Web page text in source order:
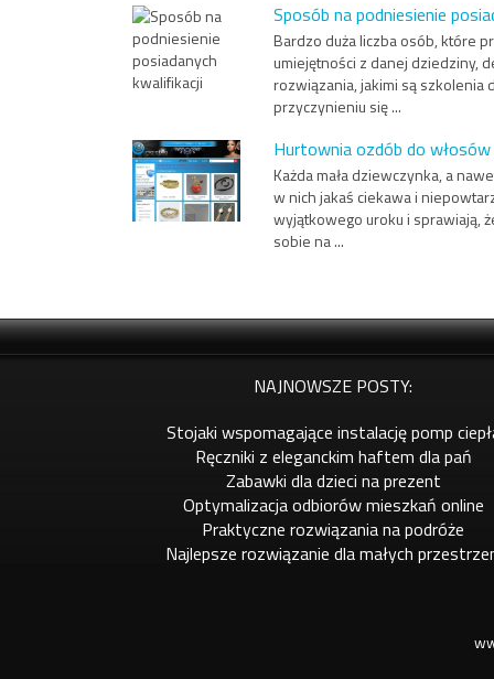
Sposób na podniesienie
Bardzo duża liczba osób, które
umiejętności z danej dziedziny,
rozwiązania, jakimi są szkolenia
przyczynieniu się ...
Hurtownia ozdób do włosów
Każda mała dziewczynka, a
w nich jakaś ciekawa i
wyjątkowego uroku i sprawiają,
sobie na ...
NAJNOWSZE POSTY:
Stojaki wspomagające instalację pomp
Ręczniki z eleganckim haftem dla pań
Zabawki dla dzieci na prezent
Optymalizacja odbiorów mieszkań online
Praktyczne rozwiązania na podróże
Najlepsze rozwiązanie dla małych